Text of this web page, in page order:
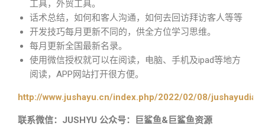
工具，外贸工具。
话术总结，如何和客人沟通，如何去回访拜访客人等等
开发技巧每月更新不同的，供全方位学习思维。
每月更新全国最新名录。
使用微信授权就可以在阅读，电脑、手机及ipad等地方
阅读，APP网站打开很方便。
http://www.jushayu.cn/index.php/2022/02/08/
联系微信：JUSHYU 公众号：巨鲨鱼&巨鲨鱼资源